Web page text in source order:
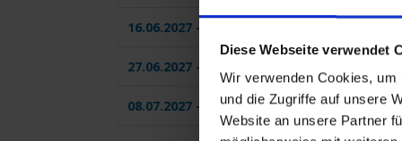
Diese Webseite verwendet
Wir verwenden Cookies,
und die Zugriffe auf unsere
Website an unsere Partner
16.06.2027 - 27.06.2027
27.06.2027 - 08.07.2027
08.07.2027 - 19.07.2027